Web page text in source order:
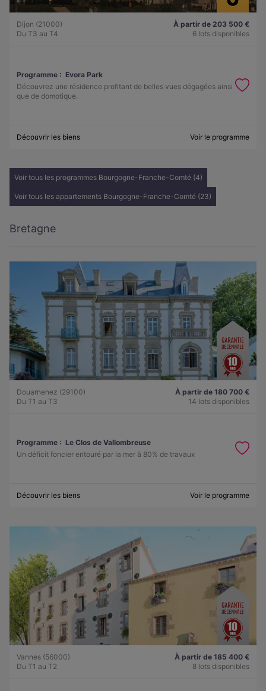
Dijon (21000)
Du T3 au T4
À partir de 203 500 €
6 lots disponibles
Programme : Evora Park
Découvrez une résidence profitant de belles vues dégagées ainsi
que de domotique.
Découvrir les biens Voir le programme
Voir tous les programmes Bourgogne-Franche-Comté (4)
Voir tous les appartements Bourgogne-Franche-Comté (23)
Bretagne
Douarnenez (29100)
Du T1 au T3
À partir de 180 700 €
14 lots disponibles
Programme : Le Clos de Vallombreuse
Un déficit foncier entouré par la mer à 80% de travaux
Découvrir les biens Voir le programme
Vannes (56000)
Du T1 au T2
À partir de 185 400 €
8 lots disponibles